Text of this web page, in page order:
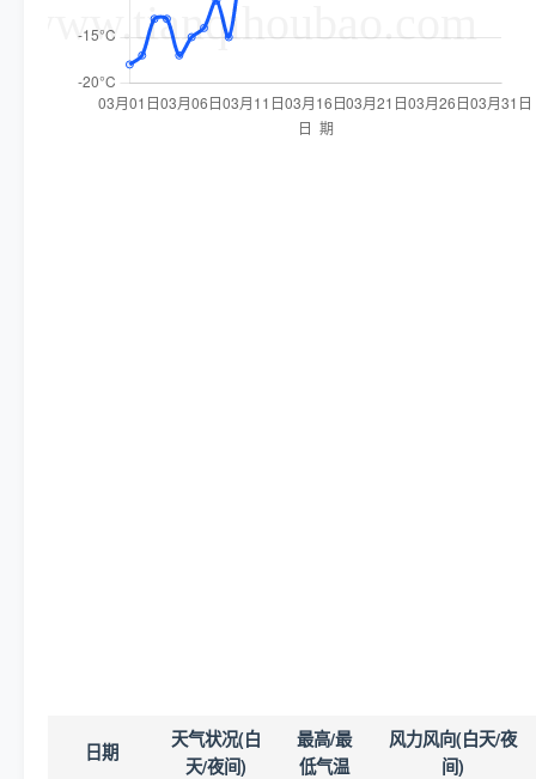
日期
天气状况(白
天/夜间)
最高/最
低气温
风力风向(白天/夜
间)